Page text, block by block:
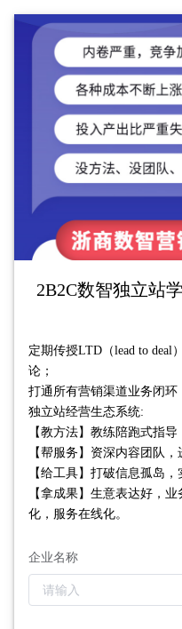
2B2C数智独立站
定期传授LTD（lead to
论；
打通所有营销渠道业务闭
独立站经营生态系统:
【教方法】教练陪跑式指
【帮服务】资深内容团队
【给工具】打破信息孤岛
【拿成果】生意表达好，
化，服务在线化。
企业名称